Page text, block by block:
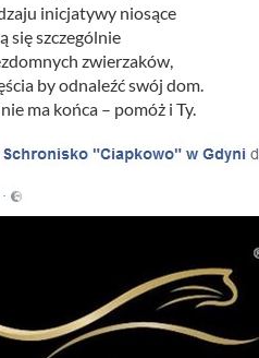
inicjatywy niosące
się szczególnie
zwierzaków,
by odnaleźć swój dom.
ma końca – pomóż i Ty.